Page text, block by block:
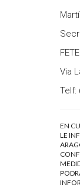
Via
Telf:
EN
LE